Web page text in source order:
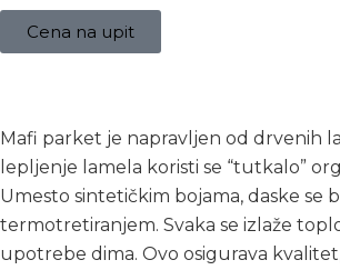
Cena na upit
Mafi parket je napravljen od drvenih
lepljenje lamela koristi se “tutkalo”
Umesto sintetičkim bojama, daske se
termotretiranjem. Svaka se izlaže
upotrebe dima. Ovo osigurava